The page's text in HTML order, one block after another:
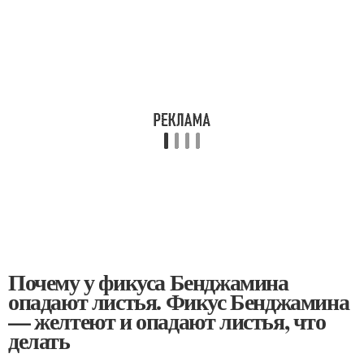
Почему у фикуса Бенджамина
опадают листья. Фикус Бенджамина
— желтеют и опадают листья, что
делать